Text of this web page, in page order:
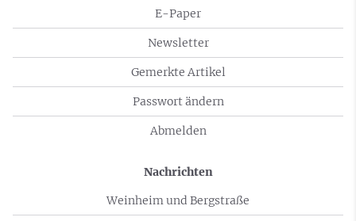
E-Paper
Newsletter
Gemerkte Artikel
Passwort ändern
Abmelden
Nachrichten
Weinheim und Bergstraße